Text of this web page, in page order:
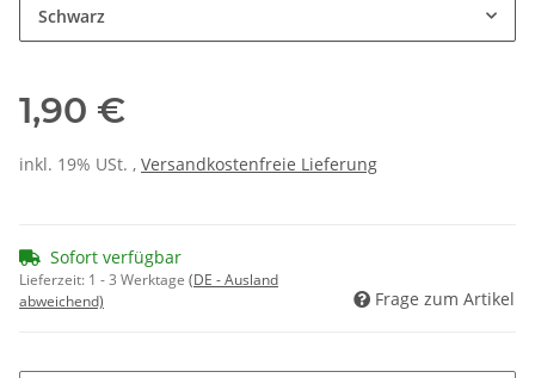
Schwarz
1,90 €
inkl. 19% USt. , Versandkostenfreie Lieferung
Sofort verfügbar
Lieferzeit: 1 - 3 Werktage (DE - Ausland
abweichend)
Frage zum Artikel